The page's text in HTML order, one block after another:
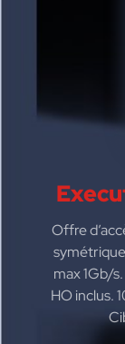
Offre
max 1Gb/
HO inclus.